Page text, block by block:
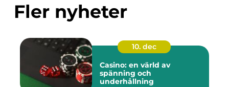
Fler nyheter
10. dec
Casino: en värld av
spänning och
underhållning